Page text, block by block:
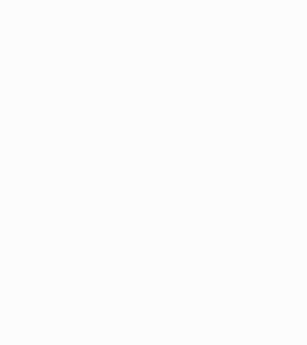
の高温チェーンオイルです。
ることができます。